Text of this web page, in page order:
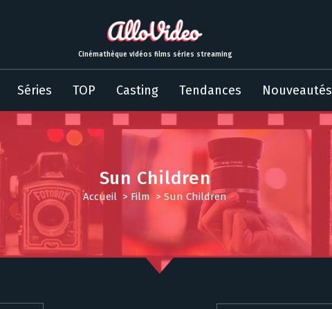
Cinémathèque vidéos films séries streaming
Séries TOP Casting Tendances Nouveautés
Sun Children
Accueil > Film> Sun Children